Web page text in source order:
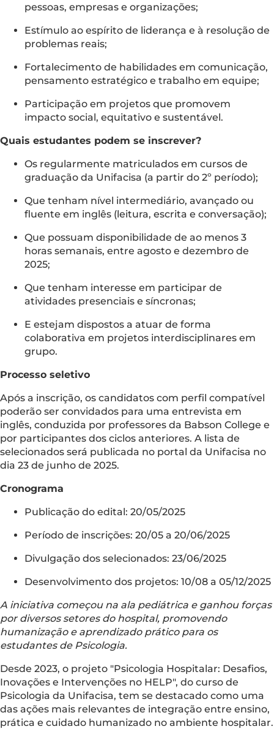
pessoas, empresas e organizações;
Estímulo ao espírito de liderança e à resolução de
problemas reais;
Fortalecimento de habilidades em comunicação,
pensamento estratégico e trabalho em equipe;
Participação em projetos que promovem
impacto social, equitativo e sustentável.
Quais estudantes podem se inscrever?
Os regularmente matriculados em cursos de
graduação da Unifacisa (a partir do 2º período);
Que tenham nível intermediário, avançado ou
fluente em inglês (leitura, escrita e conversação);
Que possuam disponibilidade de ao menos 3
horas semanais, entre agosto e dezembro de
2025;
Que tenham interesse em participar de
atividades presenciais e síncronas;
E estejam dispostos a atuar de forma
colaborativa em projetos interdisciplinares em
grupo.
Processo seletivo
Após a inscrição, os candidatos com perfil compatível
poderão ser convidados para uma entrevista em
inglês, conduzida por professores da Babson College e
por participantes dos ciclos anteriores. A lista de
selecionados será publicada no portal da Unifacisa no
dia 23 de junho de 2025.
Cronograma
Publicação do edital: 20/05/2025
Período de inscrições: 20/05 a 20/06/2025
Divulgação dos selecionados: 23/06/2025
Desenvolvimento dos projetos: 10/08 a 05/12/2025
A iniciativa começou na ala pediátrica e ganhou forças
por diversos setores do hospital, promovendo
humanização e aprendizado prático para os
estudantes de Psicologia.
Desde 2023, o projeto "Psicologia Hospitalar: Desafios,
Inovações e Intervenções no HELP", do curso de
Psicologia da Unifacisa, tem se destacado como uma
das ações mais relevantes de integração entre ensino,
prática e cuidado humanizado no ambiente hospitalar.